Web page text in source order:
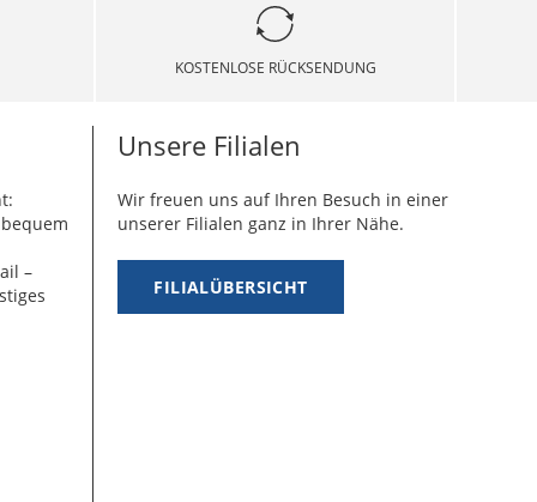
KOSTENLOSE RÜCKSENDUNG
–
Unsere Filialen
Wir freuen uns auf Ihren Besuch in einer
unserer Filialen ganz in Ihrer Nähe.
FILIALÜBERSICHT